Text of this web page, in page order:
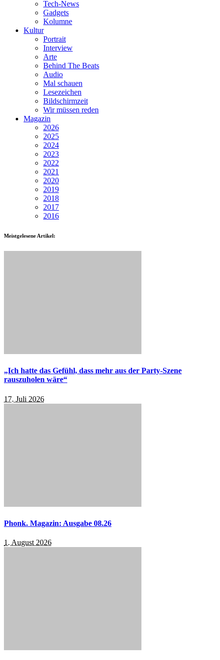
Tech-News
Gadgets
Kolumne
Kultur
Portrait
Interview
Arte
Behind The Beats
Audio
Mal schauen
Lesezeichen
Bildschirmzeit
Wir müssen reden
Magazin
2026
2025
2024
2023
2022
2021
2020
2019
2018
2017
2016
Meistgelesene Artikel:
„Ich hatte das Gefühl, dass mehr aus der Party-Szene
rauszuholen wäre“
17. Juli 2026
Phonk. Magazin: Ausgabe 08.26
1. August 2026